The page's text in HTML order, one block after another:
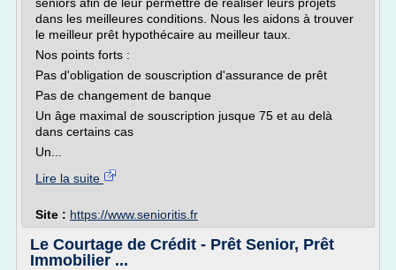
dans les meilleures conditions. Nous les aidons à trouver
le meilleur prêt hypothécaire au meilleur taux.
Nos points forts :
Pas d'obligation de souscription d'assurance de prêt
Pas de changement de banque
Un âge maximal de souscription jusque 75 et au delà
dans certains cas
Un...
Lire la suite
Site : https://www.senioritis.fr
Le Courtage de Crédit - Prêt Senior, Prêt
Immobilier ...